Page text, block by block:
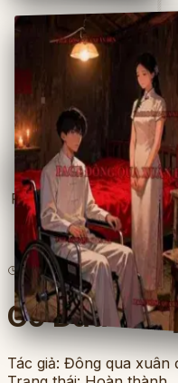
Full
7 lượt đọc· 21chương
Cô Dâu
Tác giả: Đông qua xuân